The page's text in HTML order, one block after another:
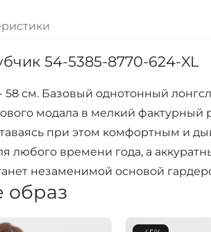
54-5385-8770-624-XL
58 см. Базовый однотонный
модала в мелкий фактурный
при этом комфортным и
любого времени года, а
незаменимой основой
образ